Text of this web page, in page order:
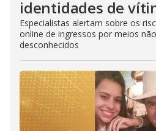
identidades de
Especialistas alertam sobre os
online de ingressos por meios
desconhecidos